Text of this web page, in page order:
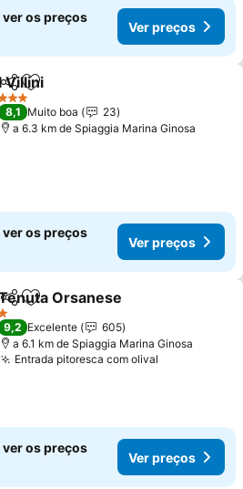
ver os preços
Ver preços
PartilharAdicionar aos favoritos
I Villini
3 Estrelas
8,1 Muito boa
23
a 6.3 km de Spiaggia Marina Ginosa
ver os preços
Ver preços
PartilharAdicionar aos favoritos
Orsanese
1 Estrelas
9,2 Excelente
605
a 6.1 km de Spiaggia Marina Ginosa
Entrada pitoresca com olival
ver os preços
Ver preços